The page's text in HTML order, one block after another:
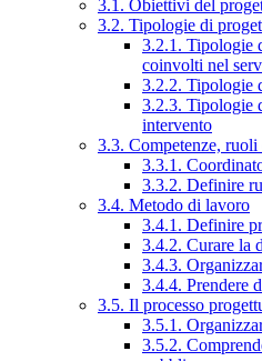
3.1. Obiettivi del
3.2. Tipologie di
3.2.1. Tipologie
coinvolti nel
3.2.2. Tipologie
3.2.3. Tipologie
intervento
3.3. Competenze,
3.3.1.
3.3.2. Definire
3.4. Metodo di lavoro
3.4.1. Definire
3.4.2. Curare la
3.4.3.
3.4.4. Prendere
3.5. Il processo
3.5.1.
3.5.2.